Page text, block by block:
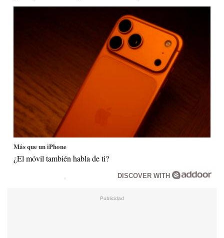
Más que un iPhone
¿El móvil también habla de ti?
DISCOVER WITH